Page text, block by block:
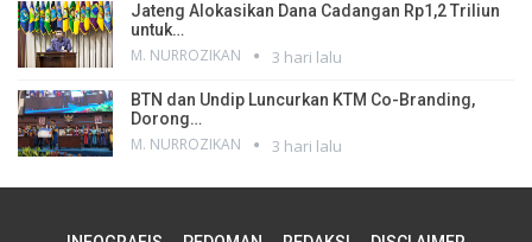
Jateng Alokasikan Dana Cadangan Rp1,2 Triliun
untuk…
M. NURROZIKAN 3 hari lalu
BTN dan Undip Luncurkan KTM Co-Branding,
Dorong…
M. NURROZIKAN 3 hari lalu